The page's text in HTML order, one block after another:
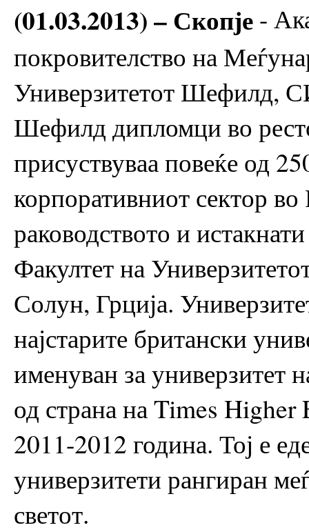
(01.03.2013) – Скопје-
покровителство на
Универзитетот Шефилд,
Шефилд дипломци во
присуствуваа повеќе од
корпоративниот сектор
раководството и
Факултет на
Солун, Грција.
најстарите британски
именуван за универзитет
од страна на Times Higher
2011-2012 година. Тој е
универзитети рангиран
светот.